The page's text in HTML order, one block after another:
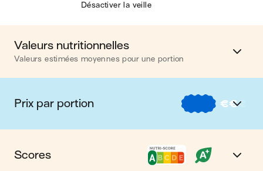
Désactiver la veille
Valeurs nutritionnelles
Valeurs estimées moyennes pour une portion
Calories 492 kcal
Matières grasses 10 g
Prix par portion €€€
€ Nos recettes à -2 € par portion
Nos recettes entre 2 € et 4 € par portion
Scores